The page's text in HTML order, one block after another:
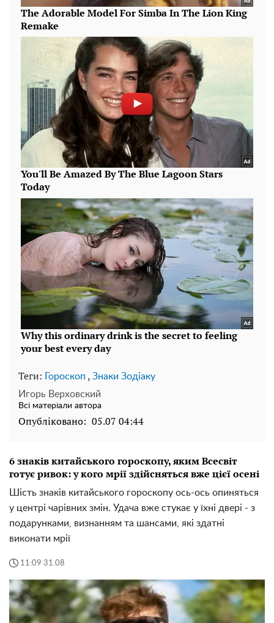
Теги: Гороскоп , Знаки Зодіаку
Игорь Верховский
Всі матеріали автора
Опубліковано: 05.07 04:44
6 знаків китайського гороскопу, яким Всесвіт
готує ривок: у кого мрії здійсняться вже цієї осені
Шість знаків китайського гороскопу ось-ось опиняться
у центрі чарівних змін. Удача вже стукає у їхні двері - з
подарунками, визнанням та шансами, які здатні
виконати мрії
11:09 31.08